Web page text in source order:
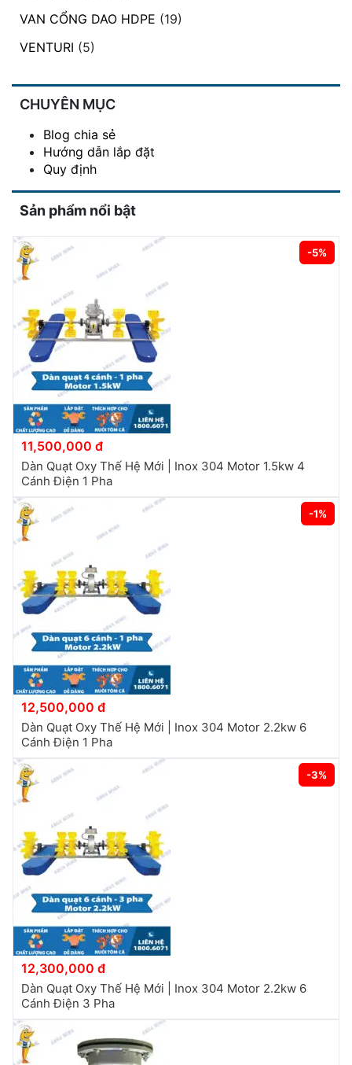
VAN CỔNG DAO HDPE (19)
VENTURI (5)
CHUYÊN MỤC
Blog chia sẻ
Hướng dẫn lắp đặt
Quy định
Sản phẩm nổi bật
-5%
11,500,000 đ
Dàn Quạt Oxy Thế Hệ Mới | Inox 304 Motor 1.5kw 4
Cánh Điện 1 Pha
-1%
12,500,000 đ
Dàn Quạt Oxy Thế Hệ Mới | Inox 304 Motor 2.2kw 6
Cánh Điện 1 Pha
-3%
12,300,000 đ
Dàn Quạt Oxy Thế Hệ Mới | Inox 304 Motor 2.2kw 6
Cánh Điện 3 Pha